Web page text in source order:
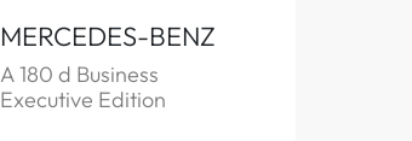
MERCEDES-BENZ
A 180 d Business
Executive Edition